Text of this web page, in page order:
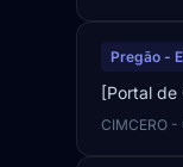
Pregão -
[Portal de
CIMCERO -